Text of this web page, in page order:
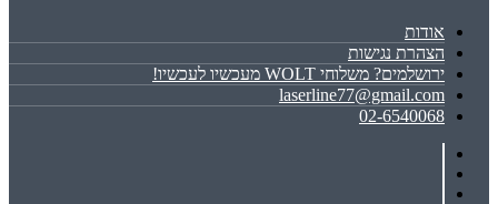
אודות
הצהרת נגישות
ירושלמים? משלוחי WOLT מעכשיו לעכשיו!
laserline77@gmail.com
02-6540068